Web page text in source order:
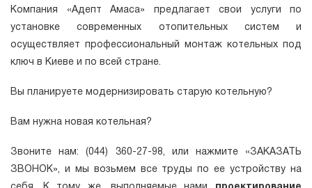
Компания «Адепт Амаса» предлагает свои услуги по
установке современных отопительных систем и
осуществляет профессиональный монтаж котельных под
ключ в Киеве и по всей стране.
Вы планируете модернизировать старую котельную?
Вам нужна новая котельная?
Звоните нам: (044) 360-27-98, или нажмите «ЗАКАЗАТЬ
ЗВОНОК», и мы возьмем все труды по ее устройству на